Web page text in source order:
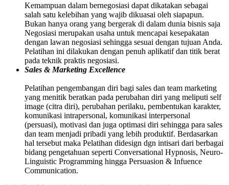
Kemampuan dalam bernegosiasi dapat dikatakan sebagai
salah satu kelebihan yang wajib dikuasai oleh siapapun.
Bukan hanya orang yang bergerak di dalam dunia bisnis saja
Negosiasi merupakan usaha untuk mencapai kesepakatan
dengan lawan negosiasi sehingga sesuai dengan tujuan Anda.
Pelatihan ini dilakukan dengan penuh aplikatif dan titik berat
pada teknik praktis negosiasi.
Sales & Marketing Excellence
Pelatihan pengembangan diri bagi sales dan team marketing
yang menitik beratkan pada perubahan diri yang meliputi self
image (citra diri), perubahan perilaku, pembentukan karakter,
komunikasi intrapersonal, komunikasi interpersonal
(persuasi), motivasi dan juga optimasi diri sehingga para sales
dan team menjadi pribadi yang lebih produktif. Berdasarkan
hal tersebut maka Pelatihan didesign dgn intisari dari berbagai
bidang pengetahuan seperti Conversational Hypnosis, Neuro-
Linguistic Programming hingga Persuasion & Infuence
Communication.